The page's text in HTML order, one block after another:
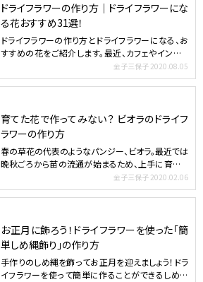
ドライフラワーの作り方｜ドライフラワーにな
る花おすすめ31選！
ドライフラワーの作り方とドライフラワーになる、お
すすめの花をご紹介します。最近、カフェやインテリ
金子三保子 2020.08.05
育てた花で作ってみない？ ビオラのドライフ
ラワーの作り方
春の草花の代表のようなパンジー、ビオラ。最近では
晩秋ごろから苗の流通が始まるため、上手に育てる
金子三保子 2020.02.06
お正月に飾ろう！ドライフラワーを使った「簡
単しめ縄飾り」の作り方
手作りのしめ縄を飾ってお正月を迎えましょう！ドラ
イフラワーを使って簡単に作ることができるしめ縄